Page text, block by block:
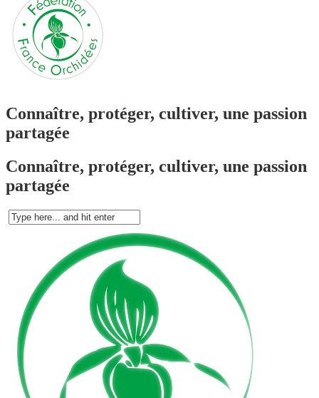
Connaître, protéger, cultiver, une passion
partagée
Connaître, protéger, cultiver, une passion
partagée